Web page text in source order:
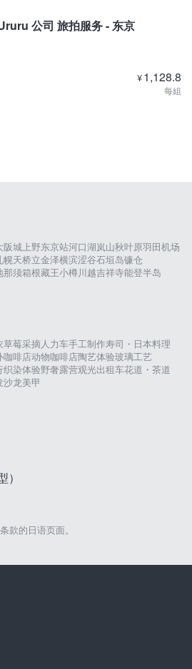
公司 旅拍服务 - 东京
¥1,128.8
每組
阪城 上野东京站河口湖岚山秋叶原羽田机场
幌天桥立金泽横滨涩谷石垣岛镰仓
那须箱根藏王小樽川越吉祥寺能登半岛
草莓采摘人力车手工制作寿司・日本料理
咖啡店动物咖啡店陶艺体验玻璃工艺
织染体验野奢露营观光出租车花道・茶道
沙龙美甲
款的日语页面。